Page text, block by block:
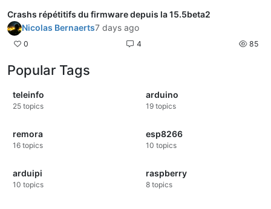
Crashs répétitifs du firmware depuis la 15.5beta2
Nicolas Bernaerts7 days ago
0 4 85
Popular Tags
teleinfo
25 topics
arduino
19 topics
remora
16 topics
esp8266
10 topics
arduipi
10 topics
raspberry
8 topics